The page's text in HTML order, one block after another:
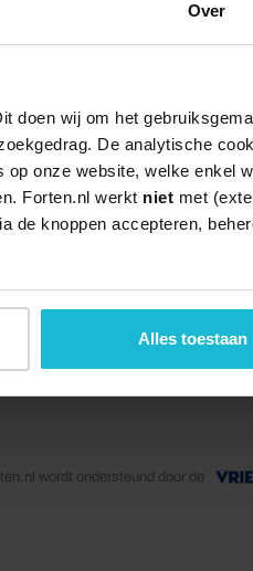
Over
doen wij om het
De analytische
onze website, welke enkel
Forten.nl werkt niet met
de knoppen accepteren,
Alles toestaan
wordt ondersteund door de